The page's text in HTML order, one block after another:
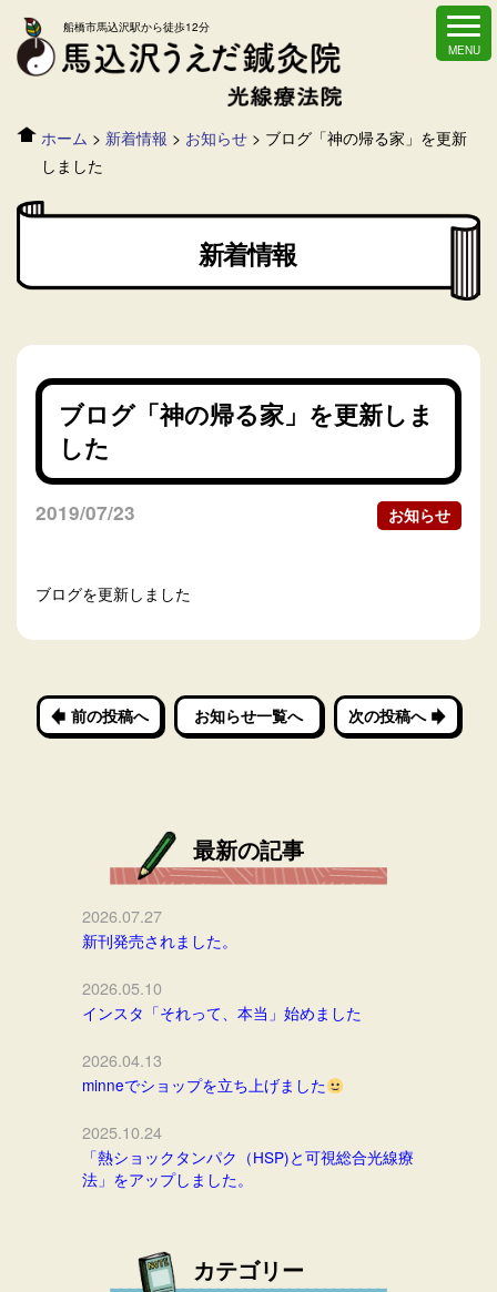
船橋市馬込沢駅から徒歩12分
ホーム > 新着情報 > お知らせ> ブログ「神の帰る家」を更新
しました
新着情報
ブログ「神の帰る家」を更新しま
した
2019/07/23 お知らせ
ブログを更新しました
前の投稿へ お知らせ一覧へ 次の投稿へ
最新の記事
2026.07.27
新刊発売されました。
2026.05.10
インスタ「それって、本当」始めました
2026.04.13
minneでショップを立ち上げました
2025.10.24
「熱ショックタンパク（HSP)と可視総合光線療
法」をアップしました。
カテゴリー